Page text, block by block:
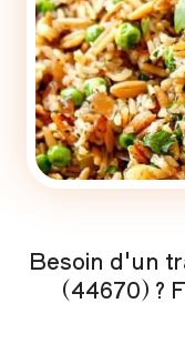
Besoin d'un
(44670) ?